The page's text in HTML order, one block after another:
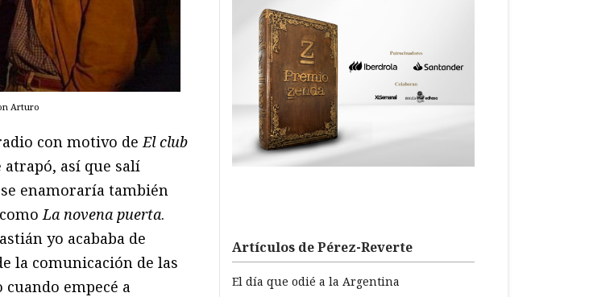
Arturo
con motivo de El club
así que salí
enamoraría también
La novena puerta.
yo acababa de
la comunicación de las
empecé a
Artículos de Pérez-Reverte
El día que odié a la Argentina